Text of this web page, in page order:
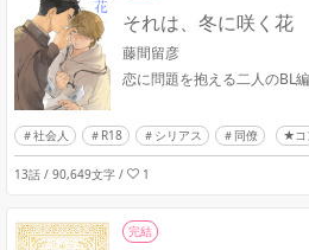
それは、冬に咲く花
藤間留彦
恋に問題を抱える二人のBL
社会人 R18 シリアス 同僚 ★コ
13話 / 90,649文字 / 1
完結